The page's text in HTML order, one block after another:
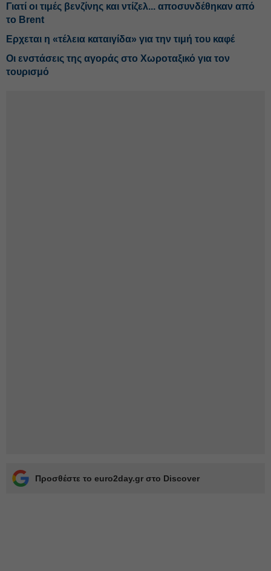
Γιατί οι τιμές βενζίνης και ντίζελ... αποσυνδέθηκαν από
το Brent
Ερχεται η «τέλεια καταιγίδα» για την τιμή του καφέ
Οι ενστάσεις της αγοράς στο Χωροταξικό για τον
τουρισμό
Προσθέστε το euro2day.gr στο Discover